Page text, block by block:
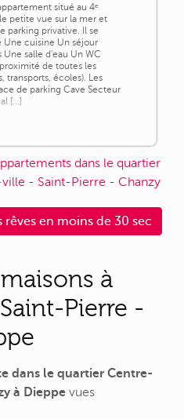
situé au 4ᵉ
petite vue sur la mer et
parking privative. Il se
cuisine Un séjour
salle d'eau Un WC
de toutes les
écoles). Les
de parking Cave Secteur
[...]
dans le quartier
- Saint-Pierre - Chanzy
en moins de 30 sec
à
Pierre -
dans le quartier Centre-
à Dieppe vues